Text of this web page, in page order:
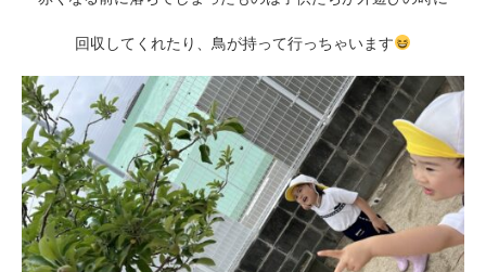
回収してくれたり、鳥が持って行っちゃいます